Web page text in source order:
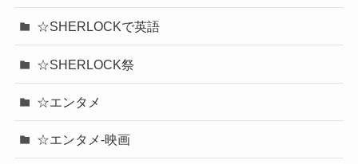
☆SHERLOCKで英語
☆SHERLOCK祭
☆エンタメ
☆エンタメ-映画